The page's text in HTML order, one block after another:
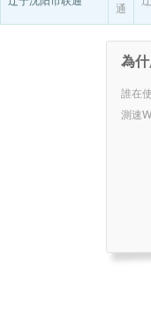
通
為
誰在
測速